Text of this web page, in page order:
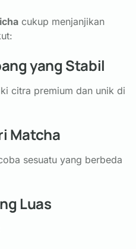
cukup menjanjikan
yang Stabil
citra premium dan unik di
Matcha
sesuatu yang berbeda
Luas